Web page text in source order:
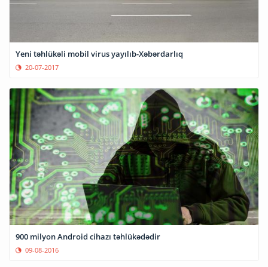
Yeni təhlükəli mobil virus yayılıb-Xəbərdarlıq
20-07-2017
900 milyon Android cihazı təhlükədədir
09-08-2016